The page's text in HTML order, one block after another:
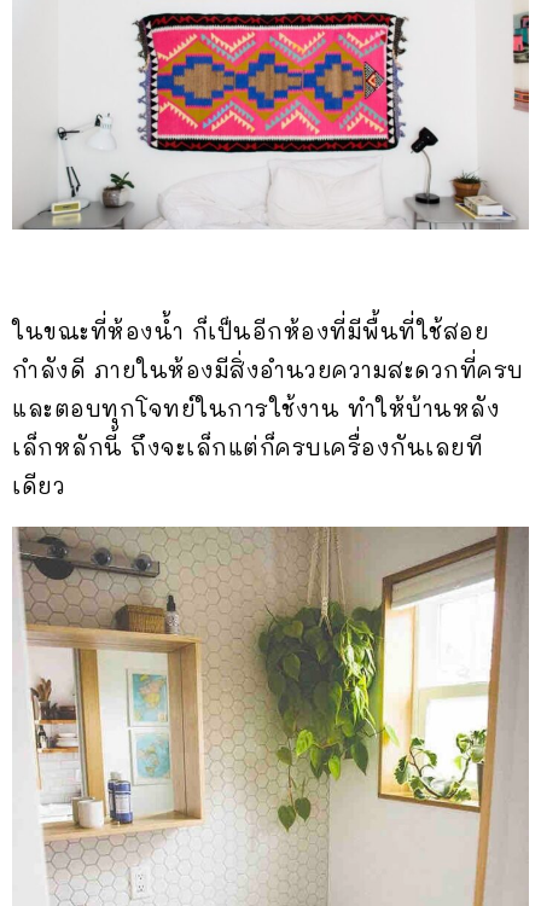
ในขณะที่ห้องน้ำ ก็เป็นอีกห้องที่มีพื้นที่ใช้สอย
กำลังดี ภายในห้องมีสิ่งอำนวยความสะดวกที่ครบ
และตอบทุกโจทย์ในการใช้งาน ทำให้บ้านหลัง
เล็กหลักนี้ ถึงจะเล็กแต่ก็ครบเครื่องกันเลยที
เดียว